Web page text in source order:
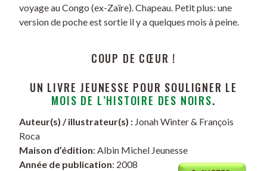
voyage au Congo (ex-Zaïre). Chapeau. Petit plus: une
version de poche est sortie il y a quelques mois à peine.
COUP DE CŒUR !
UN LIVRE JEUNESSE POUR SOULIGNER LE
MOIS DE L’HISTOIRE DES NOIRS.
Auteur(s) / illustrateur(s) : Jonah Winter & François
Roca
Maison d’édition: Albin Michel Jeunesse
Année de publication: 2008